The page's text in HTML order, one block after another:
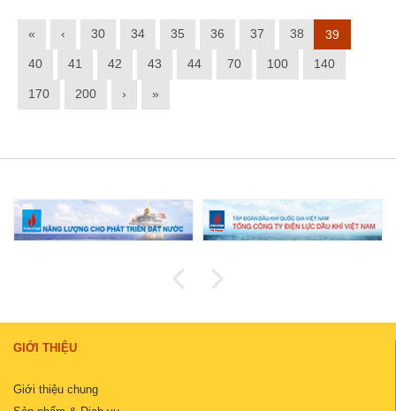
« ‹ 30 34 35 36 37 38 39
40 41 42 43 44 70 100 140
170 200 › »
GIỚI THIỆU
Giới thiệu chung